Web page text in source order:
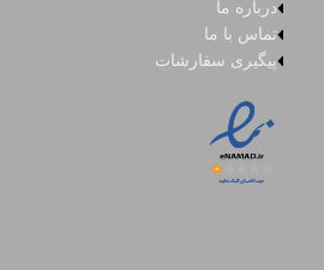
درباره ما
تماس با ما
پیگیری سفارشات